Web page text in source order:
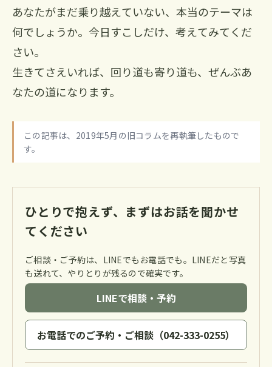
あなたがまだ乗り越えていない、本当のテーマは
何でしょうか。今日すこしだけ、考えてみてくだ
さい。
生きてさえいれば、回り道も寄り道も、ぜんぶあ
なたの道になります。
この記事は、2019年5月の旧コラムを再執筆したもので
す。
ひとりで抱えず、まずはお話を聞かせ
てください
ご相談・ご予約は、LINEでもお電話でも。LINEだと写真
も送れて、やりとりが残るので確実です。
LINEで相談・予約
お電話でのご予約・ご相談（042-333-0255）